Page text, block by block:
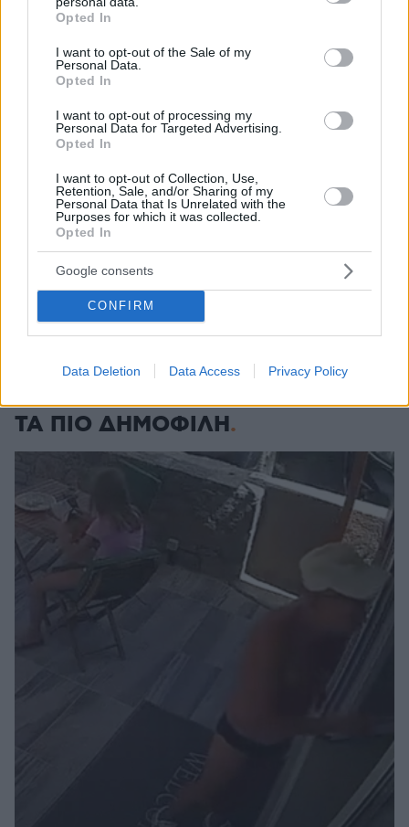
grant or deny consent to Google and its third-party tags to
use your data for below specified purposes in below Google
consent section.
Opted In
I want to opt-out of the Sale of my
Personal Data.
Opted In
I want to opt-out of processing my
Personal Data for Targeted Advertising.
Opted In
I want to opt-out of Collection, Use,
Retention, Sale, and/or Sharing of my
Personal Data that Is Unrelated with the
Purposes for which it was collected.
Opted In
Google consents
CONFIRM
Data Deletion Data Access Privacy Policy
λαχταριστό μεζέ
Ο Ζελένσκι ευχαριστεί τη Γερουσία των ΗΠΑ για τις
νέες κυρώσεις κατά της Ρωσίας
Ζεσταίνονται τα κατοικίδια πτηνά; Δείτε πώς θα τα
κρατήσετε δροσερά
«Η αεροπορική ισχύς έχει όρια»: Ο κορυφαίος
στρατηγός του Τραμπ «ψάχνει έξοδο» από τον πόλεμο
με το Ιράν, λέει το CNN
Χοληστερόλη: Πέντε κινήσεις ματ για να την ρίξετε
χαμηλά
08.08.2026, 07:00
ΔΕΙΤΕ ΟΛΕΣ ΤΙΣ ΕΙΔΗΣΕΙΣ
ΤΑ ΠΙΟ ΔΗΜΟΦΙΛΗ